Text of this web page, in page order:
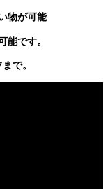
物が可能
能です。
で。